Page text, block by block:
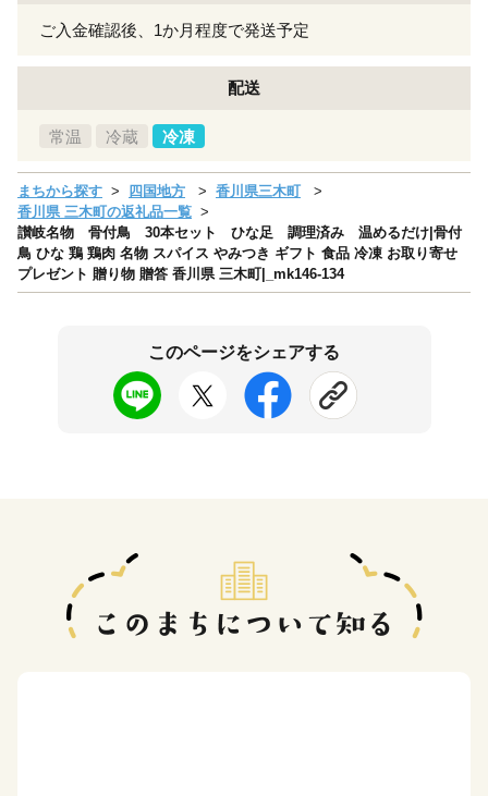
ご入金確認後、1か月程度で発送予定
配送
常温 冷蔵 冷凍
まちから探す 四国地方
香川県三木町
香川県 三木町の返礼品一覧
讃岐名物 骨付鳥 30本セット ひな足 調理済み 温めるだけ|骨付
鳥 ひな 鶏 鶏肉 名物 スパイス やみつき ギフト 食品 冷凍 お取り寄せ
プレゼント 贈り物 贈答 香川県 三木町|_mk146-134
このページをシェアする